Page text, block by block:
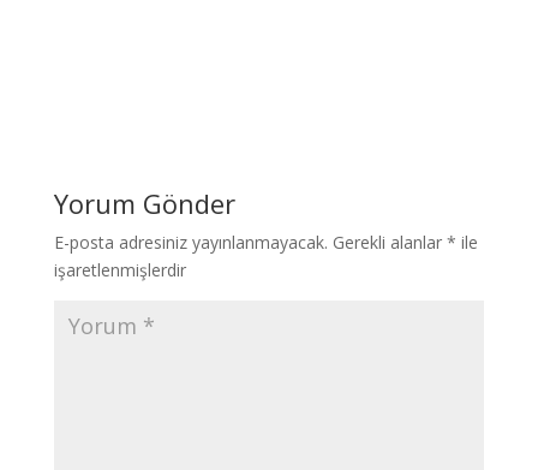
Yorum Gönder
E-posta adresiniz yayınlanmayacak. Gerekli alanlar * ile
işaretlenmişlerdir